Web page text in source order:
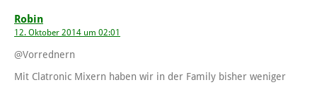
Robin
12. Oktober 2014 um 02:01
@Vorrednern
Mit Clatronic Mixern haben wir in der Family bisher weniger